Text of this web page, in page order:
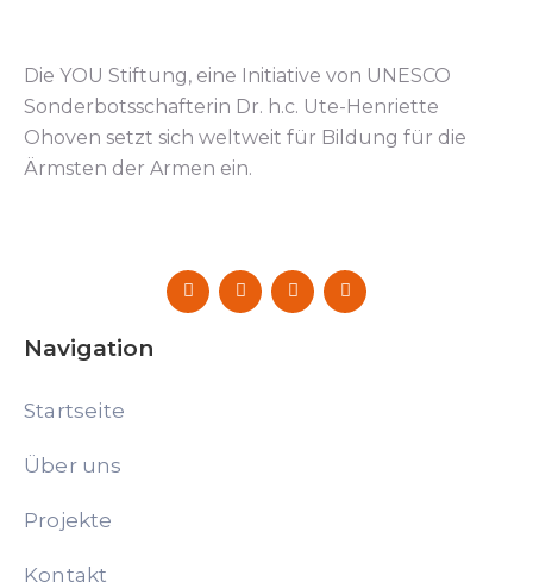
Die YOU Stiftung, eine Initiative von UNESCO
Sonderbotsschafterin Dr. h.c. Ute-Henriette
Ohoven setzt sich weltweit für Bildung für die
Ärmsten der Armen ein.
Navigation
Startseite
Über uns
Projekte
Kontakt